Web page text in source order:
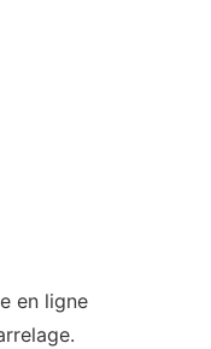
en ligne